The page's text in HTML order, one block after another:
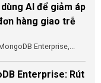
AI để giảm áp
hàng giao trễ
Enterprise,...
Enterprise: Rút